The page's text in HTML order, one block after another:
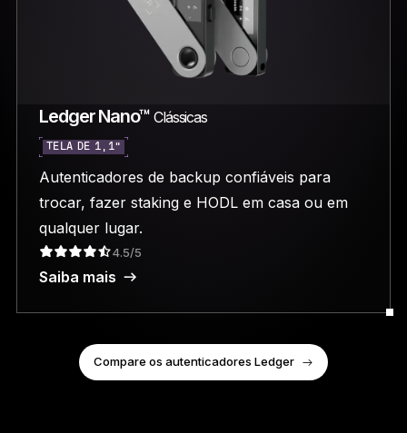
Ledger Nano™ Clássicas
TELA DE 1,1”
Autenticadores de backup confiáveis para
trocar, fazer staking e HODL em casa ou em
qualquer lugar.
4.5/5
Saiba mais
Compare os autenticadores Ledger